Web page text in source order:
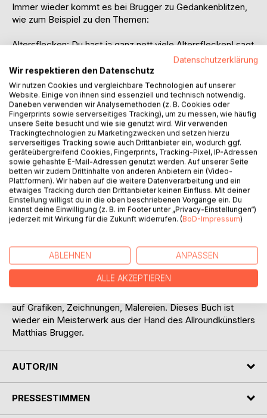
Immer wieder kommt es bei Brugger zu Gedankenblitzen,
wie zum Beispiel zu den Themen:
Altersflecken: Du hast ja ganz nett viele Altersflecken! sagt
die zu mir und das zuerst in einem Ton, wo... ich nicht weiß,
ob da das Bedauern ist oder ob der Neid durchbricht.
Sie lacht ...
Erhobener Zeigefinger: Es gibt so manche
schwerwiegende Dinge, eines davon ist der erhobene
Zeigefinger, ...
Lass Hirn regnen: Seppl ärgert sich über andere Gäste und
ruft zu Gott, dass dieser doch mal Hirn regnen lassen solle
...
Gangsta-Rap: Der Radio läuft, von Anselm aufgedreht, mit
voller Lautstärke. Gangsta-Rap, ...wow wow wow!
tanzend. Gangster-Wrap? Was ist da drauf? fragt Sabrina ...
Viele solcher herrlichen, lustigen, traurigen und
nachdenklichen Gedankenblitze und Wortklaubereien,
auf Grafiken, Zeichnungen, Malereien. Dieses Buch ist
wieder ein Meisterwerk aus der Hand des Allroundkünstlers
Matthias Brugger.
AUTOR/IN
PRESSESTIMMEN
Datenschutzerklärung
Wir respektieren den Datenschutz
Wir nutzen Cookies und vergleichbare Technologien auf unserer
Website. Einige von ihnen sind essenziell und technisch notwendig.
Daneben verwenden wir Analysemethoden (z. B. Cookies oder
Fingerprints sowie serverseitiges Tracking), um zu messen, wie häufig
unsere Seite besucht und wie sie genutzt wird. Wir verwenden
Trackingtechnologien zu Marketingzwecken und setzen hierzu
serverseitiges Tracking sowie auch Drittanbieter ein, wodurch ggf.
geräteübergreifend Cookies, Fingerprints, Tracking-Pixel, IP-Adressen
sowie gehashte E-Mail-Adressen genutzt werden. Auf unserer Seite
betten wir zudem Drittinhalte von anderen Anbietern ein (Video-
Plattformen). Wir haben auf die weitere Datenverarbeitung und ein
etwaiges Tracking durch den Drittanbieter keinen Einfluss. Mit deiner
Einstellung willigst du in die oben beschriebenen Vorgänge ein. Du
kannst deine Einwilligung (z. B. im Footer unter „Privacy-Einstellungen“)
jederzeit mit Wirkung für die Zukunft widerrufen. (BoD-Impressum)
ABLEHNEN ANPASSEN
ALLE AKZEPTIEREN